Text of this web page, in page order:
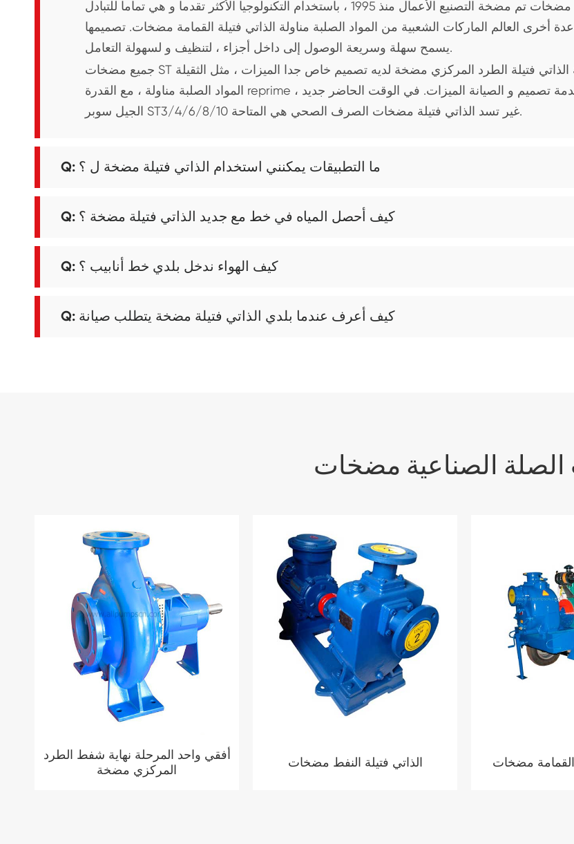
جميع مضخات تم مضخة التصنيع الأعمال منذ 1995 ، باستخدام التكنولوجيا الأكثر تقدما و هي تماما للتبادل
أخرى العالم الماركات الشعبية من المواد الصلبة مناولة الذاتي فتيلة القمامة مضخات. تصميمها
يسمح سهلة وسريعة الوصول إلى داخل أجزاء ، لتنظيف و لسهولة التعامل.
جميع مضخات ST سلسلة الذاتي فتيلة الطرد المركزي مضخة لديه تصميم خاص جدا الميزات ، مثل الثقيلة
المواد الصلبة مناولة ، مع القدرة reprime ، متقدمة تصميم و الصيانة الميزات. في الوقت الحاضر جديد
الجيل سوبر ST3/4/6/8/10 غير تسد الذاتي فتيلة مضخات الصرف الصحي هي المتاحة.
Q: ما التطبيقات يمكنني استخدام الذاتي فتيلة مضخة ل ؟
Q: كيف أحصل المياه في خط مع جديد الذاتي فتيلة مضخة ؟
Q: كيف الهواء ندخل بلدي خط أنابيب ؟
Q: كيف أعرف عندما بلدي الذاتي فتيلة مضخة يتطلب صيانة
الصلة الصناعية مضخات
أفقي واحد المرحلة نهاية شفط الطرد
المركزي مضخة
الذاتي فتيلة النفط مضخات مضخات